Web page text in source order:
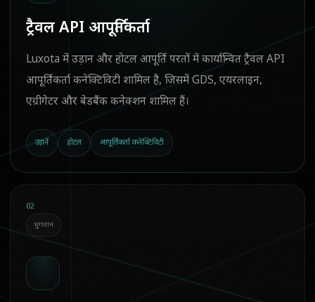
ट्रैवल API आपूर्तिकर्ता
Luxota में उड़ान और होटल आपूर्ति परतों में कार्यान्वित ट्रैवल API
आपूर्तिकर्ता कनेक्टिविटी शामिल है, जिसमें GDS, एयरलाइन,
एग्रीगेटर और बेडबैंक कनेक्शन शामिल हैं।
उड़ानें होटल आपूर्तिकर्ता कनेक्टिविटी
02
भुगतान